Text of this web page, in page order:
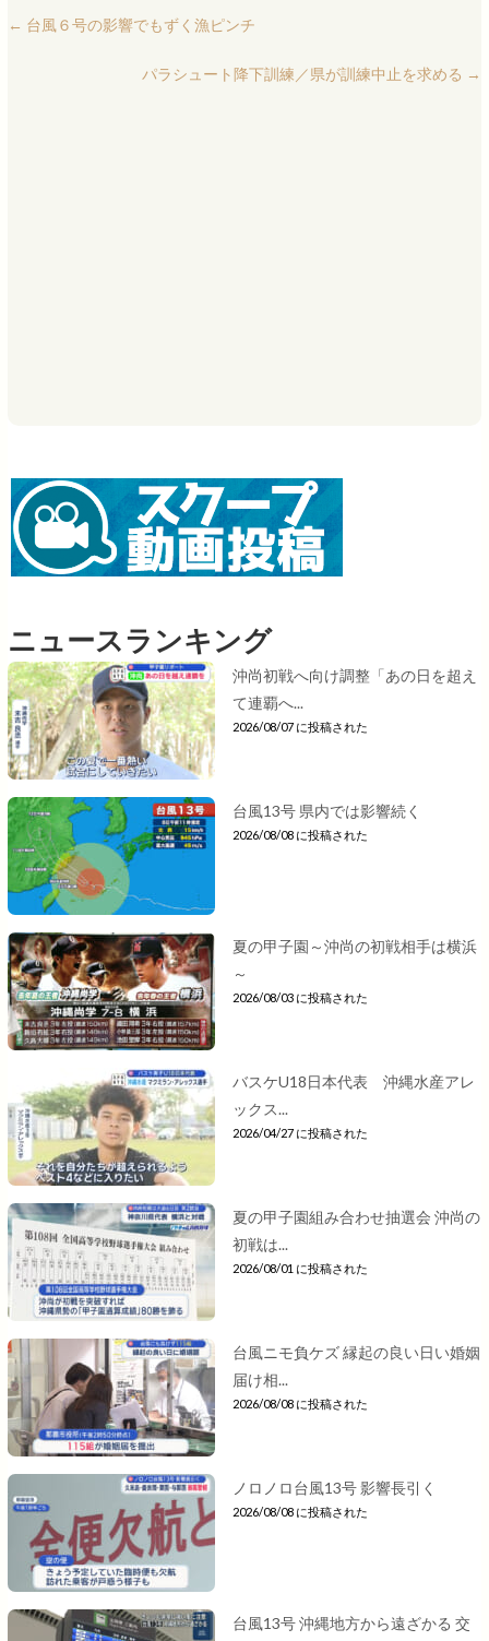
← 台風６号の影響でもずく漁ピンチ
パラシュート降下訓練／県が訓練中止を求める →
ニュースランキング
沖尚初戦へ向け調整「あの日を超え
て連覇へ...
2026/08/07 に投稿された
台風13号 県内では影響続く
2026/08/08 に投稿された
夏の甲子園～沖尚の初戦相手は横浜
～
2026/08/03 に投稿された
バスケU18日本代表 沖縄水産アレ
ックス...
2026/04/27 に投稿された
夏の甲子園組み合わせ抽選会 沖尚の
初戦は...
2026/08/01 に投稿された
台風ニモ負ケズ 縁起の良い日い婚姻
届け相...
2026/08/08 に投稿された
ノロノロ台風13号 影響長引く
2026/08/08 に投稿された
台風13号 沖縄地方から遠ざかる 交